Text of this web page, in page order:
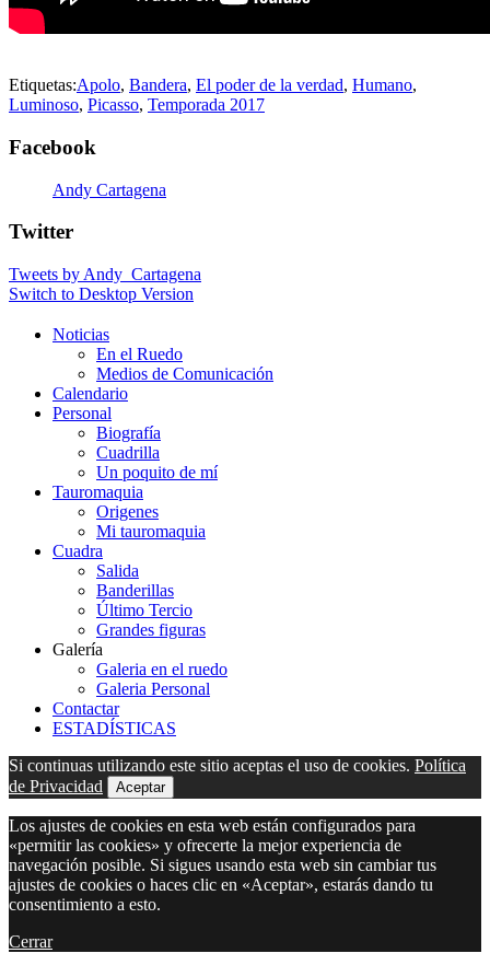
Etiquetas:Apolo, Bandera, El poder de la verdad, Humano,
Luminoso, Picasso, Temporada 2017
Facebook
Andy Cartagena
Twitter
Tweets by Andy_Cartagena
Switch to Desktop Version
Noticias
En el Ruedo
Medios de Comunicación
Calendario
Personal
Biografía
Cuadrilla
Un poquito de mí
Tauromaquia
Origenes
Mi tauromaquia
Cuadra
Salida
Banderillas
Último Tercio
Grandes figuras
Galería
Galeria en el ruedo
Galeria Personal
Contactar
ESTADÍSTICAS
Si continuas utilizando este sitio aceptas el uso de cookies. Política
de Privacidad
Aceptar
Los ajustes de cookies en esta web están configurados para
«permitir las cookies» y ofrecerte la mejor experiencia de
navegación posible. Si sigues usando esta web sin cambiar tus
ajustes de cookies o haces clic en «Aceptar», estarás dando tu
consentimiento a esto.
Cerrar